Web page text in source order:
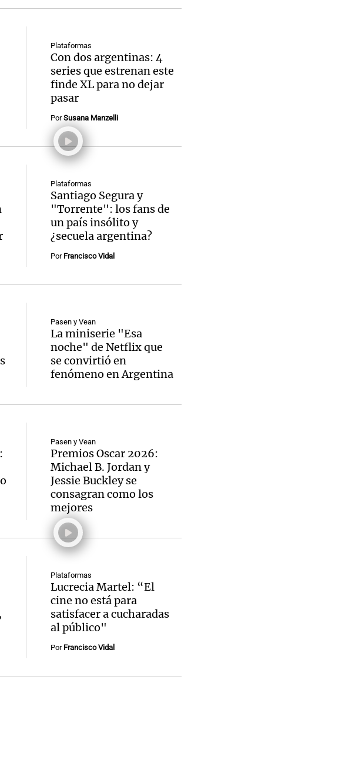
Plataformas
Con dos argentinas: 4
series que estrenan este
finde XL para no dejar
pasar
PorSusana Manzelli
Plataformas
Santiago Segura y
"Torrente": los fans de
un país insólito y
¿secuela argentina?
Por Francisco Vidal
Pasen y Vean
La miniserie "Esa
noche" de Netflix que
se convirtió en
fenómeno en Argentina
Pasen y Vean
Premios Oscar 2026:
Michael B. Jordan y
Jessie Buckley se
consagran como los
mejores
Plataformas
Lucrecia Martel: “El
cine no está para
satisfacer a cucharadas
al público"
Por Francisco Vidal